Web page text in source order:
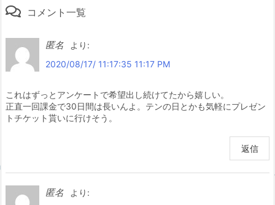
コメント一覧
匿名
より:
2020/08/17/ 11:17:35 11:17 PM
これはずっとアンケートで希望出し続けてたから嬉しい。
正直一回課金で30日間は長いんよ。テンの日とかも気軽にプレゼン
トチケット貰いに行けそう。
返信
匿名
より: